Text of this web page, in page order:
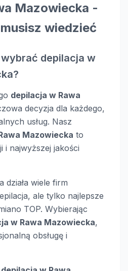
Mazowiecka -
wiedzieć
depilacja w
depilacja w Rawa
decyzja dla każdego,
usług. Nasz
Mazowiecka to
i najwyższej jakości
działa wiele firm
ale tylko najlepsze
TOP. Wybierając
w Rawa Mazowiecka,
obsługę i